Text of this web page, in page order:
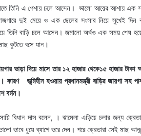
তিনি এ পেশায় চলে আসেন। ভালো আয়ের আশায় এক
দুই মেয়ে ও এক ছেলের সংসার নিয়ে সুখেই দিন
তিনি বাড়ি চলে আসেন। জমানো অর্থও এক সময় শেষ
কুটতে বসে যান।
ভাড়া দিয়ে মাসে তার ১২ হাজার থেকে১৫ হাজার
ভূমিহীন হওয়ায় প্রধানমন্ত্রী বাড়ির জায়গা সহ
বর্মন।
বিধান দাস বলেন, । ঝামেলা এড়িয়ে চলার জন্য
ভাবে ধুয়ে ব্যাগে ভরে দেন। পরে ক্রেতারা সেই মাছ